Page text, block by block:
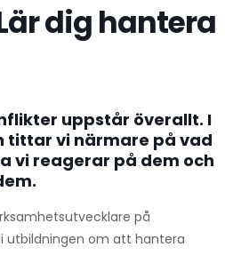
dig hantera
uppstår överallt. I
tittar vi närmare på vad
vi reagerar på dem och
på
utbildningen om att hantera